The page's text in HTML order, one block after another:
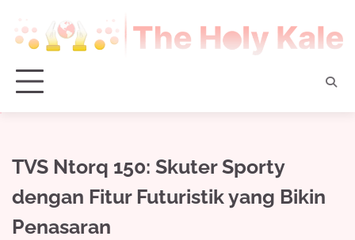
content
TVS Ntorq 150: Skuter Sporty
dengan Fitur Futuristik yang Bikin
Penasaran